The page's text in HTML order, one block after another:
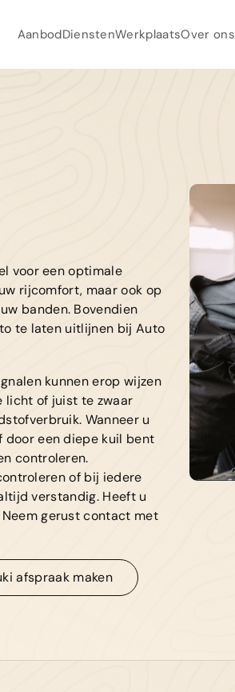
AanbodDienstenWerkplaatsOver ons
voor een optimale
rijcomfort, maar ook op
banden. Bovendien
te laten uitlijnen bij Auto
kunnen erop wijzen
licht of juist te zwaar
Wanneer u
een diepe kuil bent
controleren.
of bij iedere
verstandig. Heeft u
gerust contact met
afspraak maken